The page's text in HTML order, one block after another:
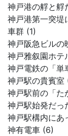
神戸港の艀と艀
神戸港第一突堤
車群 (1)
神戸阪急ビルの
神戸雅叙園ホテ
神戸電鉄の「単
神戸駅の貴賓室
神戸駅前の「た
神戸駅始発だっ
神戸駅構内にあ
神有電車 (6)